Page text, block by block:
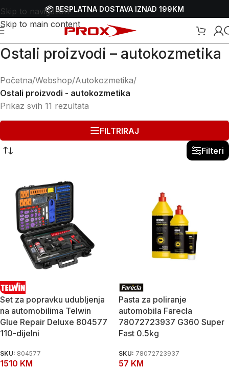
Skip to navigation
Skip to main content
📦 BESPLATNA DOSTAVA IZNAD 199KM
Ostali proizvodi – autokozmetika
Početna/Webshop/Autokozmetika/
Ostali proizvodi - autokozmetika
Prikaz svih 11 rezultata
FILTRIRAJ
Filteri
Set za popravku udubljenja
na automobilima Telwin
Glue Repair Deluxe 804577
110-dijelni
SKU: 804577
1510 KM
Pasta za poliranje
automobila Farecla
78072723937 G360 Super
Fast 0.5kg
SKU: 78072723937
57 KM